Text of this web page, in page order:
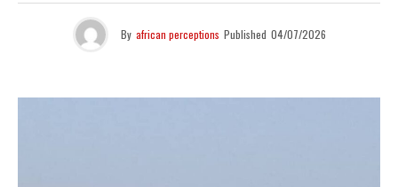
By african perceptions Published 04/07/2026